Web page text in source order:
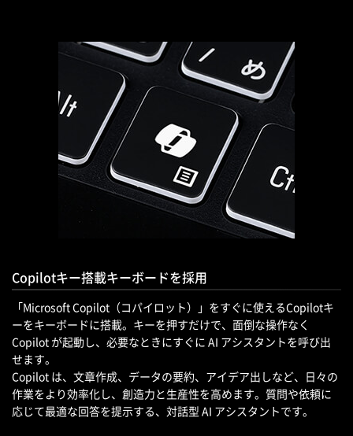
Copilotキー搭載キーボードを採用
「Microsoft Copilot（コパイロット）」をすぐに使えるCopilotキ
ーをキーボードに搭載。キーを押すだけで、面倒な操作なく
Copilot が起動し、必要なときにすぐに AI アシスタントを呼び出
せます。
Copilot は、文章作成、データの要約、アイデア出しなど、日々の
作業をより効率化し、創造力と生産性を高めます。質問や依頼に
応じて最適な回答を提示する、対話型 AI アシスタントです。